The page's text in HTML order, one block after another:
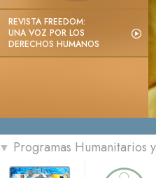
REVISTA FREEDOM:
UNA VOZ POR LOS
DERECHOS HUMANOS
▼ Programas Humanitarios